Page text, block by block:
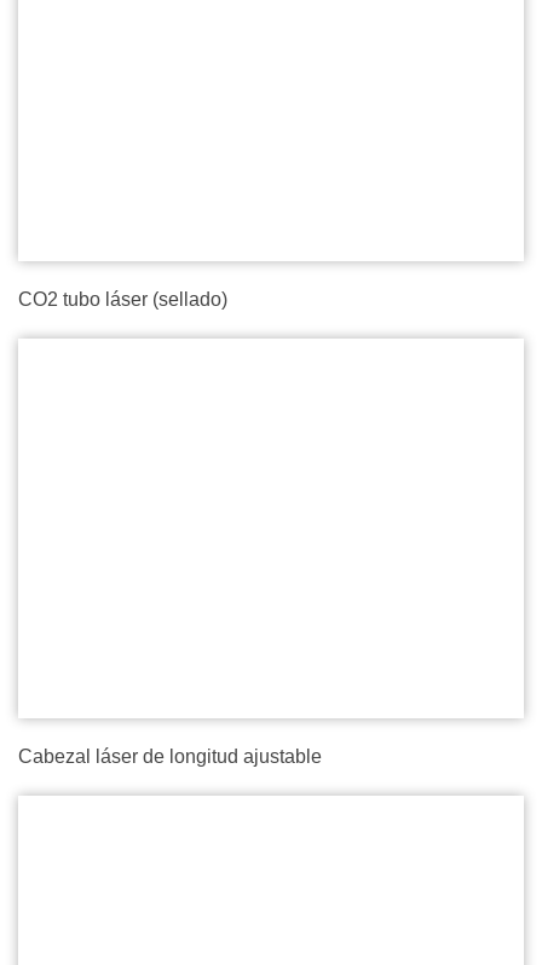
CO2 tubo láser (sellado)
Cabezal láser de longitud ajustable